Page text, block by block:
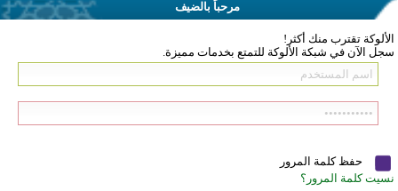
مرحباً بالضيف
الألوكة تقترب منك أكثر!
سجل الآن في شبكة الألوكة للتمتع بخدمات مميزة.
حفظ كلمة المرور
نسيت كلمة المرور؟